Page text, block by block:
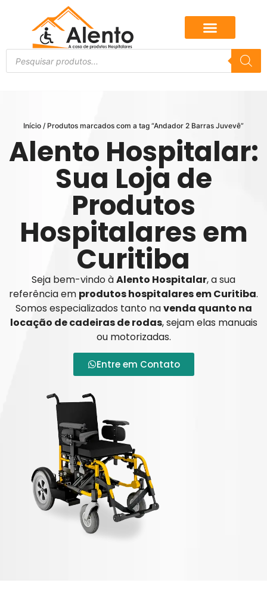
Início / Produtos marcados com a tag “Andador 2 Barras Juvevê”
Alento Hospitalar:
Sua Loja de
Produtos
Hospitalares em
Curitiba
Seja bem-vindo àAlento Hospitalar, a sua
referência em produtos hospitalares em Curitiba.
Somos especializados tanto navenda quanto na
locação de cadeiras de rodas, sejam elas manuais
ou motorizadas.
Entre em Contato